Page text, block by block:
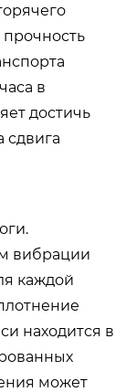
прочность
в
достичь
сдвига
вибрации
каждой
находится в
может